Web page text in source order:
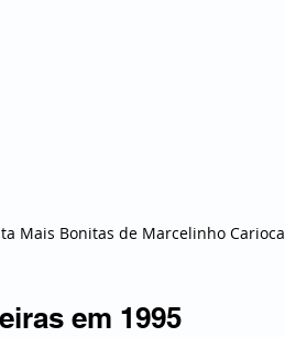
Mais Bonitas de Marcelinho Carioca
em 1995